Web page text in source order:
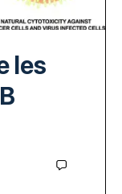
les